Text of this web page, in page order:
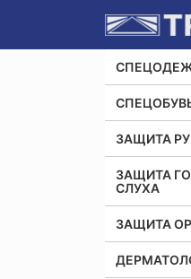
ЗАЩИТА
ЗАЩИТА
СЛУХА
ЗАЩИТА